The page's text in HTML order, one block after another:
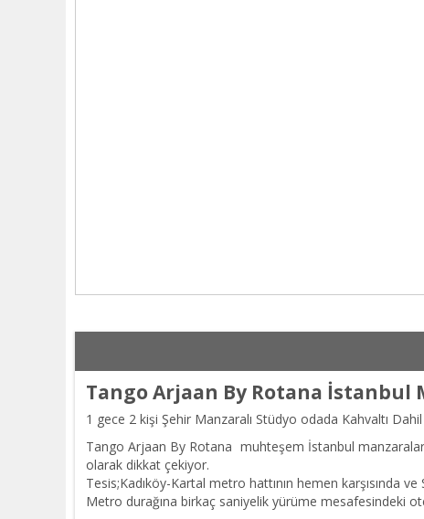
Tango Arjaan By Rotana İstanbul
1 gece 2 kişi Şehir Manzaralı Stüdyo odada Kahvaltı
Tango Arjaan By Rotana muhteşem İstanbul manzaraları
olarak dikkat çekiyor.
Tesis;Kadıköy-Kartal metro hattının hemen karşısında
Metro durağına birkaç saniyelik yürüme mesafesindeki